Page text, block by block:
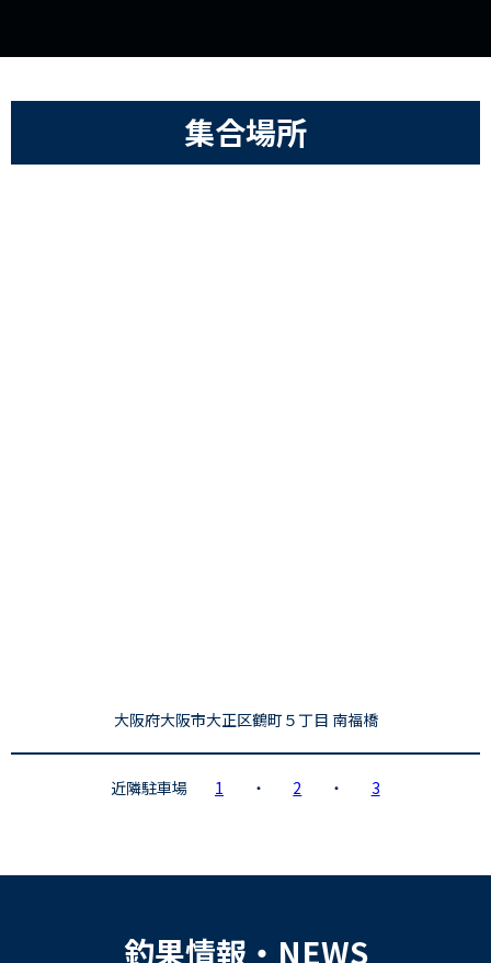
集合場所
大阪府大阪市大正区鶴町５丁目 南福橋
近隣駐車場 1 ・ 2 ・ 3
釣果情報・NEWS